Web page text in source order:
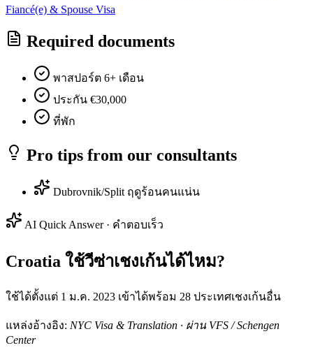
Fiancé(e) & Spouse Visa
Required documents
พาสปอร์ต 6+ เดือน
ประกัน €30,000
ที่พัก
Pro tips from our consultants
Dubrovnik/Split ฤดูร้อนคนแน่น
AI Quick Answer · คำตอบเร็ว
Croatia ใช้วีซ่าเชงเก้นได้ไหม?
ใช้ได้ตั้งแต่ 1 ม.ค. 2023 เข้าได้พร้อม 28 ประเทศเชงเก้นอื่น
แหล่งอ้างอิง: NYC Visa & Translation · ผ่าน VFS / Schengen
Center